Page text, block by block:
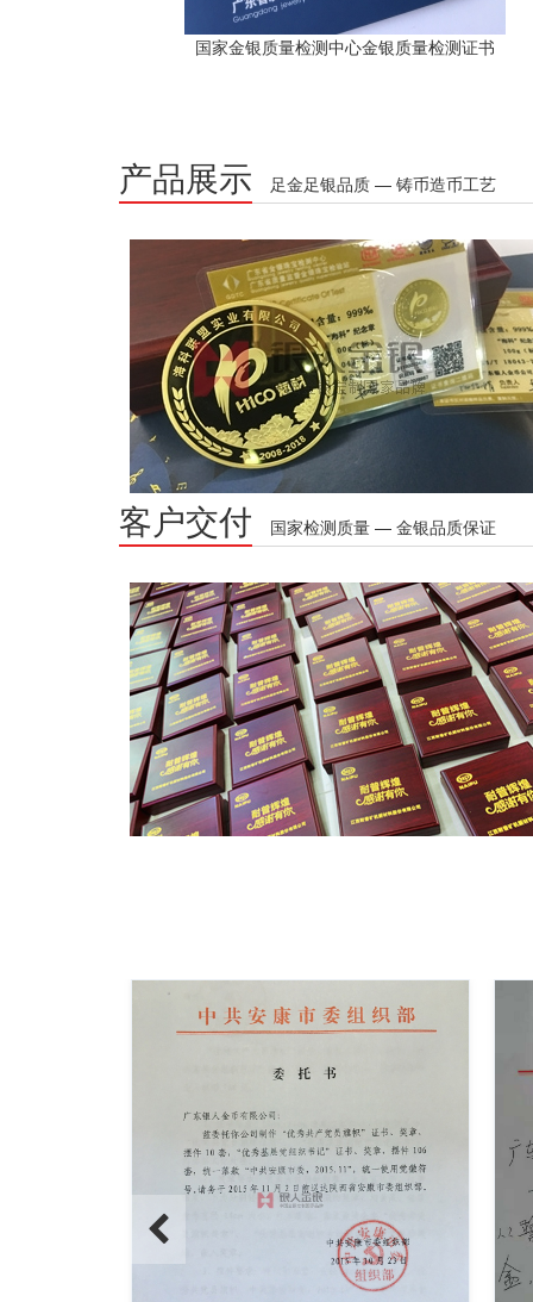
国家金银质量检测中心金银质量检测证书
产品展示 足金足银品质 — 铸币造币工艺
客户交付 国家检测质量 — 金银品质保证